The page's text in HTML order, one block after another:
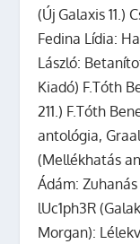
(Új Galaxis 11.)
Fedina Lídia:
László:
Kiadó) F.Tóth
211.) F.Tóth
antológia,
(Mellékhatás
Ádám:
lUc1ph3R
Morgan):